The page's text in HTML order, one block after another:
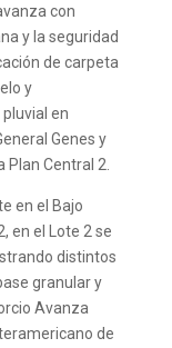
con
y la seguridad
de carpeta
y
en
Genes y
Central 2.
en el Bajo
en el Lote 2 se
distintos
granular y
Avanza
de